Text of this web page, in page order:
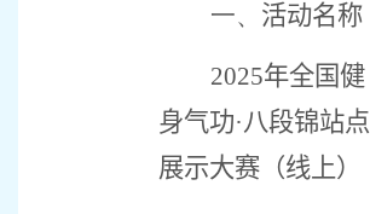
一、 活动名称
2025年全国健
身气功·八段锦站点
展示大赛（线上）